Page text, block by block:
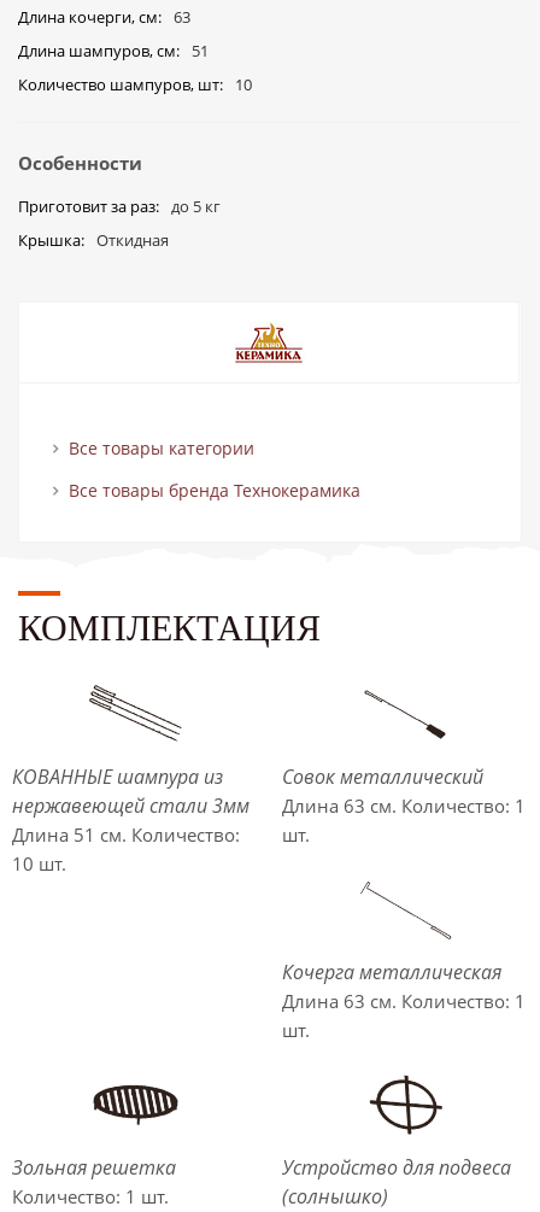
Длина кочерги, см
63
Длина шампуров, см
51
Количество шампуров, шт
10
Особенности
Приготовит за раз
до 5 кг
Крышка
Откидная
Все товары категории
Все товары бренда Технокерамика
КОМПЛЕКТАЦИЯ
КОВАННЫЕ шампура из
нержавеющей стали 3мм
Длина 51 см. Количество:
10 шт.
Совок металлический
Длина 63 см. Количество: 1
шт.
Кочерга металлическая
Длина 63 см. Количество: 1
шт.
Зольная решетка
Количество: 1 шт.
Устройство для подвеса
(солнышко)